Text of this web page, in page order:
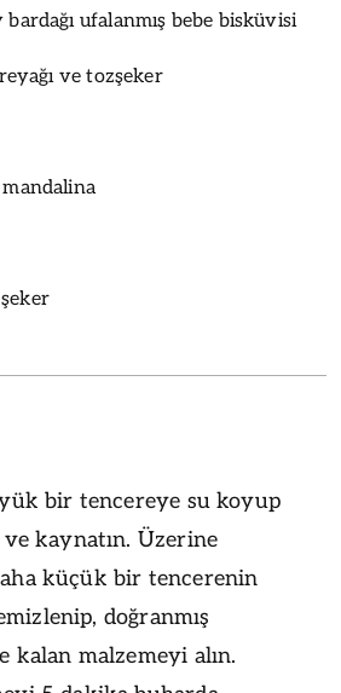
bardağı ufalanmış bebe bisküvisi
ve tozşeker
bir tencereye su koyup
kaynatın. Üzerine
küçük bir tencerenin
doğranmış
kalan malzemeyi alın.